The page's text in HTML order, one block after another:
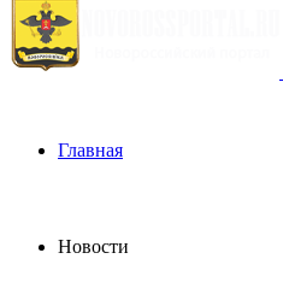
Главная
Новости